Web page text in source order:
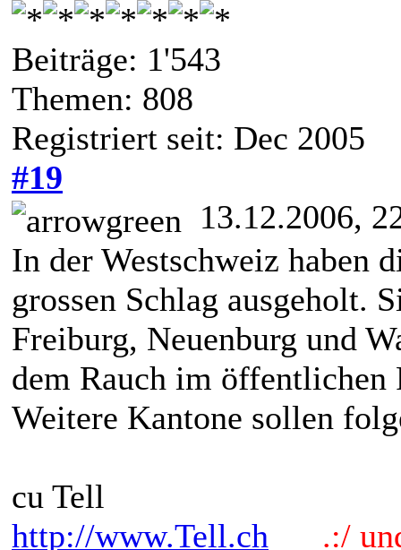
Beiträge: 1'543
Themen: 808
Registriert seit: Dec 2005
#19
13.12.2006,
In der Westschweiz haben
grossen Schlag ausgeholt.
Freiburg, Neuenburg und
dem Rauch im öffentlichen
Weitere Kantone sollen
cu Tell
http://www.Tell.ch
.:/